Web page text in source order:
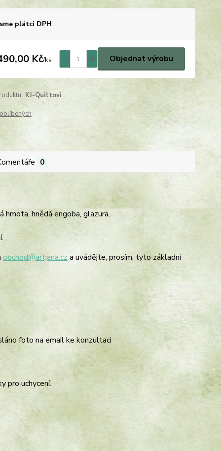
plátci DPH
Kč/ks Objednat výrobu
KJ-Quittovi
0
hmota, hnědá engoba, glazura.
obchod@artjana.cza uvádějte, prosím, tyto základní
foto na email ke konzultaci
pro uchycení.